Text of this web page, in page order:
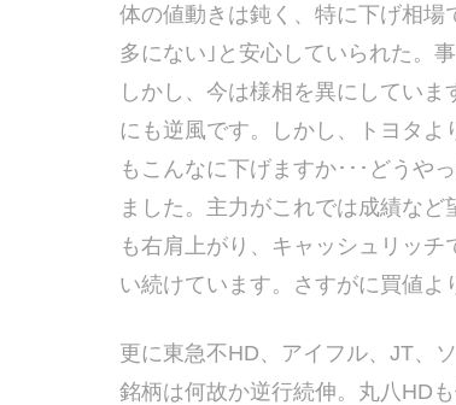
体の値動きは鈍く、特に下げ相
多にない｣と安心していられた。
しかし、今は様相を異にしてい
にも逆風です。しかし、トヨタ
もこんなに下げますか･･･どうや
ました。主力がこれでは成績な
も右肩上がり、キャッシュリッ
い続けています。さすがに買値よ
更に東急不HD、アイフル、JT、
銘柄は何故か逆行続伸。丸八HD